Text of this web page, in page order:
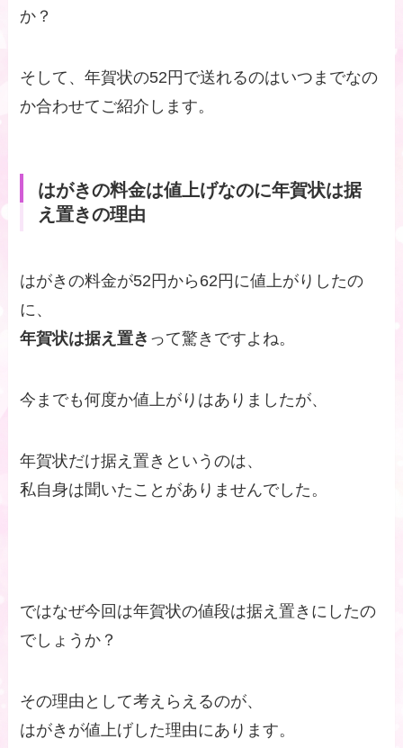
か？
そして、年賀状の52円で送れるのはいつまでなの
か合わせてご紹介します。
はがきの料金は値上げなのに年賀状は据
え置きの理由
はがきの料金が52円から62円に値上がりしたの
に、
年賀状は据え置き って驚きですよね。
今までも何度か値上がりはありましたが、
年賀状だけ据え置きというのは、
私自身は聞いたことがありませんでした。
ではなぜ今回は年賀状の値段は据え置きにしたの
でしょうか？
その理由として考えらえるのが、
はがきが値上げした理由にあります。